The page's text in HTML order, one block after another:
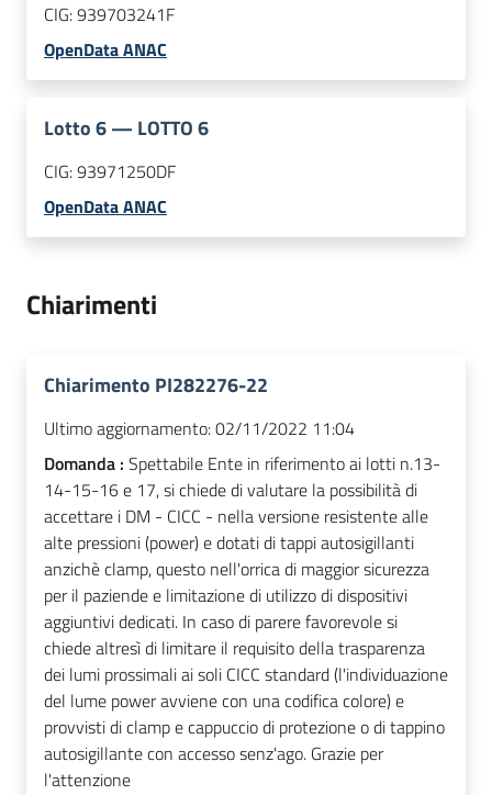
CIG:939703241F
OpenData ANAC
Lotto6— LOTTO 6
CIG:93971250DF
OpenData ANAC
Chiarimenti
Chiarimento PI282276-22
Ultimo aggiornamento:02/11/2022 11:04
Domanda : Spettabile Ente in riferimento ai lotti n.13-
14-15-16 e 17, si chiede di valutare la possibilità di
accettare i DM - CICC - nella versione resistente alle
alte pressioni (power) e dotati di tappi autosigillanti
anzichè clamp, questo nell'orrica di maggior sicurezza
per il paziende e limitazione di utilizzo di dispositivi
aggiuntivi dedicati. In caso di parere favorevole si
chiede altresì di limitare il requisito della trasparenza
dei lumi prossimali ai soli CICC standard (l'individuazione
del lume power avviene con una codifica colore) e
provvisti di clamp e cappuccio di protezione o di tappino
autosigillante con accesso senz'ago. Grazie per
l'attenzione